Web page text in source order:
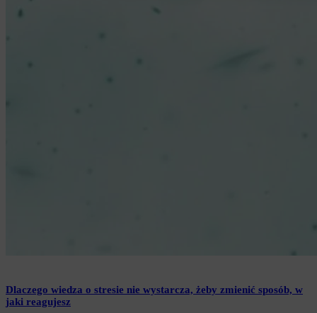
Dlaczego wiedza o stresie nie wystarcza, żeby zmienić sposób, w
jaki reagujesz